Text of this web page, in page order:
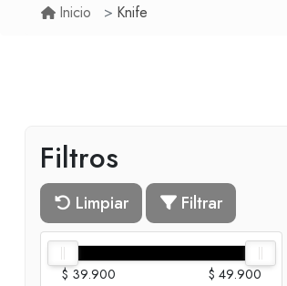
Inicio Knife
Filtros
Limpiar Filtrar
$ 39.900 $ 49.900